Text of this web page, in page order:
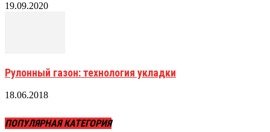
19.09.2020
Рулонный газон: технология укладки
18.06.2018
ПОПУЛЯРНАЯ КАТЕГОРИЯ